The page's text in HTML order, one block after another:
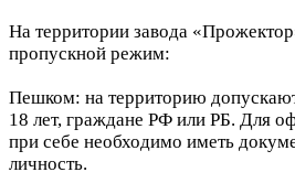
На территории завода
пропускной режим:
Пешком: на территорию
18 лет, граждане РФ или РБ. Для
при себе необходимо иметь
личность.